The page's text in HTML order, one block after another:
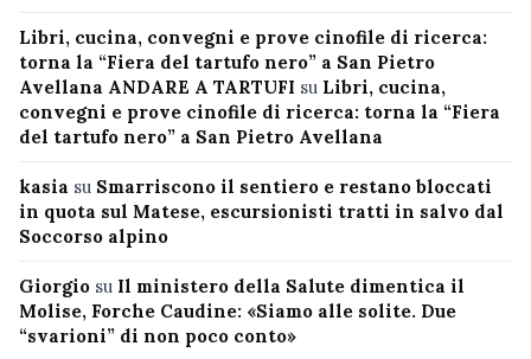
Libri, cucina, convegni e prove cinofile di ricerca:
torna la “Fiera del tartufo nero” a San Pietro
Avellana ANDARE A TARTUFI su Libri, cucina,
convegni e prove cinofile di ricerca: torna la “Fiera
del tartufo nero” a San Pietro Avellana
kasia su Smarriscono il sentiero e restano bloccati
in quota sul Matese, escursionisti tratti in salvo dal
Soccorso alpino
Giorgio su Il ministero della Salute dimentica il
Molise, Forche Caudine: «Siamo alle solite. Due
“svarioni” di non poco conto»